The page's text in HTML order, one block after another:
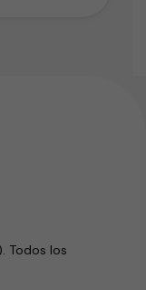
Todos los